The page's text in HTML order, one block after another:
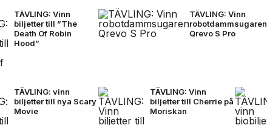
TÄVLING: Vinn
biljetter till ”The
Death Of Robin
Hood”
TÄVLING: Vinn
robotdammsugaren
Qrevo S Pro
TÄVLING: vinn
biljetter till nya Scary
Movie
TÄVLING: Vinn
biljetter till Cherrie på
Moriskan